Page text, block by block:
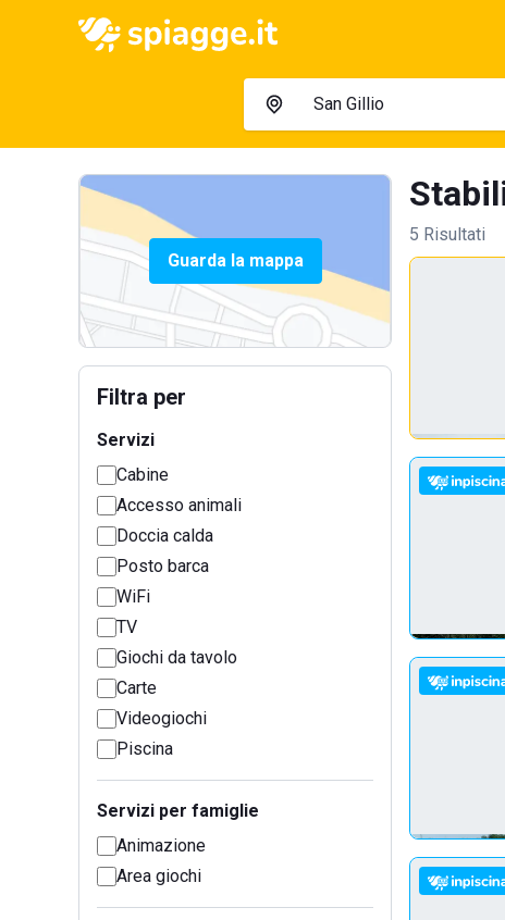
Guarda la mappa
Filtra per
Servizi
Cabine
Accesso animali
Doccia calda
Posto barca
WiFi
TV
Giochi da tavolo
Carte
Videogiochi
Piscina
Servizi per famiglie
Animazione
Area giochi
5 Risultati